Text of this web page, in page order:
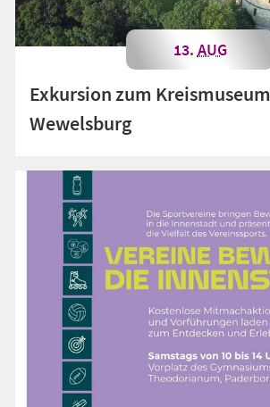
Exkursion zum Kreismuseum
Wewelsburg
13. AUG